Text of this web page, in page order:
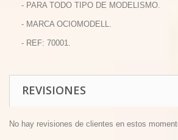
- PARA TODO TIPO DE MODELISMO.
- MARCA OCIOMODELL.
- REF: 70001.
REVISIONES
No hay revisiones de clientes en estos